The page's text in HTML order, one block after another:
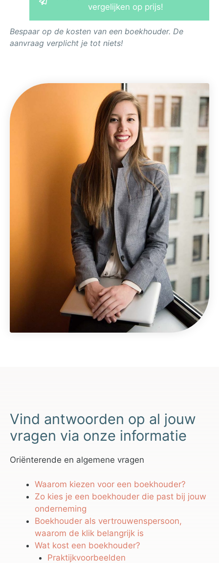
vergelijken op prijs!
Bespaar op de kosten van een boekhouder. De
aanvraag verplicht je tot niets!
Vind antwoorden op al jouw
vragen via onze informatie
Oriënterende en algemene vragen
Waarom kiezen voor een boekhouder?
Zo kies je een boekhouder die past bij jouw
onderneming
Boekhouder als vertrouwenspersoon,
waarom de klik belangrijk is
Wat kost een boekhouder?
Praktijkvoorbeelden